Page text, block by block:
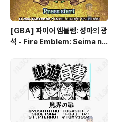
[GBA] 파이어 엠블렘: 성마의 광
석 - Fire Emblem: Seima no
ム 聖魔の光石, 파이어 엠블렘:
더 세이크리드 스톤즈 - Fire Em
blem: The Sacred Stones